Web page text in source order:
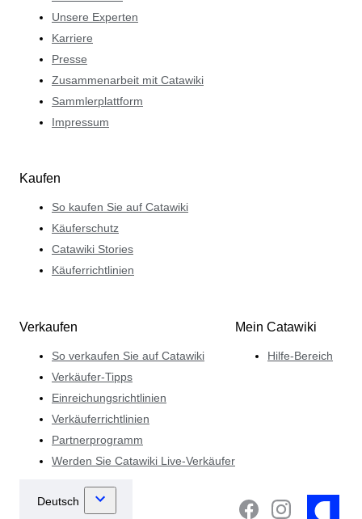
Unsere Experten
Karriere
Presse
Zusammenarbeit mit Catawiki
Sammlerplattform
Impressum
Kaufen
So kaufen Sie auf Catawiki
Käuferschutz
Catawiki Stories
Käuferrichtlinien
Verkaufen
So verkaufen Sie auf Catawiki
Verkäufer-Tipps
Einreichungsrichtlinien
Verkäuferrichtlinien
Partnerprogramm
Werden Sie Catawiki Live-Verkäufer
Mein Catawiki
Hilfe-Bereich